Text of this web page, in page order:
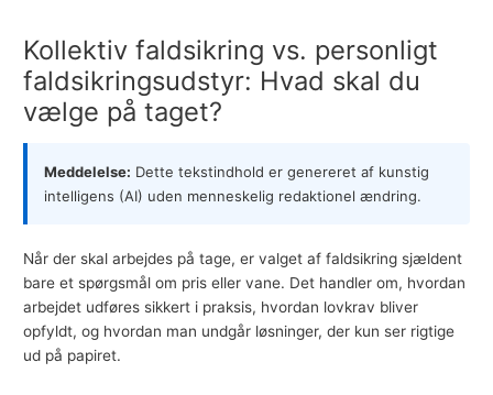
Kollektiv faldsikring vs. personligt
faldsikringsudstyr: Hvad skal du
vælge på taget?
Meddelelse: Dette tekstindhold er genereret af kunstig
intelligens (AI) uden menneskelig redaktionel ændring.
Når der skal arbejdes på tage, er valget af faldsikring sjældent
bare et spørgsmål om pris eller vane. Det handler om, hvordan
arbejdet udføres sikkert i praksis, hvordan lovkrav bliver
opfyldt, og hvordan man undgår løsninger, der kun ser rigtige
ud på papiret.